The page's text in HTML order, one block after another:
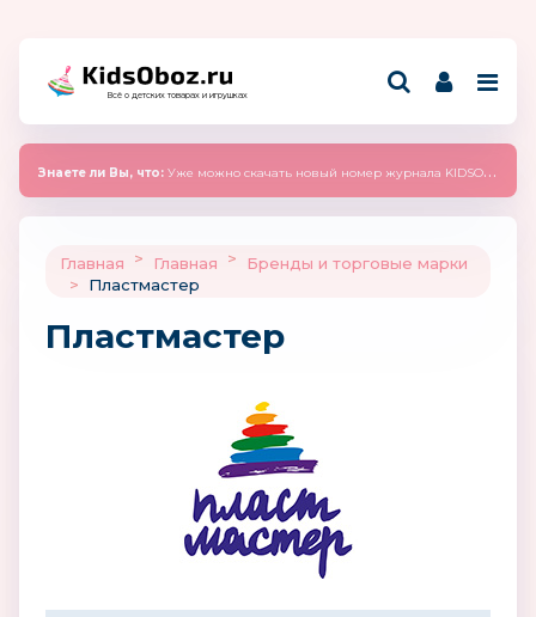
Всё о детских товарах и игрушках
Знаете ли Вы, что: Уже можно скачать новый номер журнала KIDSOBOZ 2025 (сентябрь)
Главная > Главная >
Бренды и торговые марки
>
Пластмастер
Пластмастер